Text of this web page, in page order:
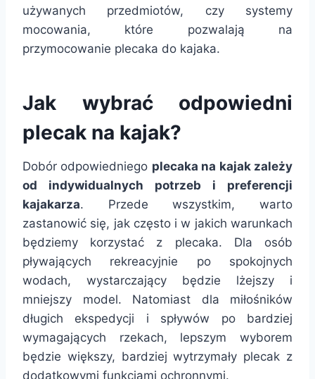
używanych przedmiotów, czy systemy
mocowania, które pozwalają na
przymocowanie plecaka do kajaka.
Jak wybrać odpowiedni
plecak na kajak?
Dobór odpowiedniego plecaka na kajak zależy
od indywidualnych potrzeb i preferencji
kajakarza. Przede wszystkim, warto
zastanowić się, jak często i w jakich warunkach
będziemy korzystać z plecaka. Dla osób
pływających rekreacyjnie po spokojnych
wodach, wystarczający będzie lżejszy i
mniejszy model. Natomiast dla miłośników
długich ekspedycji i spływów po bardziej
wymagających rzekach, lepszym wyborem
będzie większy, bardziej wytrzymały plecak z
dodatkowymi funkcjami ochronnymi.